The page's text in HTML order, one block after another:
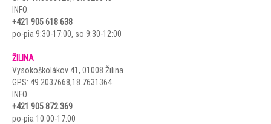
INFO:
+421 905 618 638
po-pia 9:30-17:00, so 9:30-12:00
ŽILINA
Vysokoškolákov 41, 01008 Žilina
GPS: 49.2037668,18.7631364
INFO:
+421 905 872 369
po-pia 10:00-17:00